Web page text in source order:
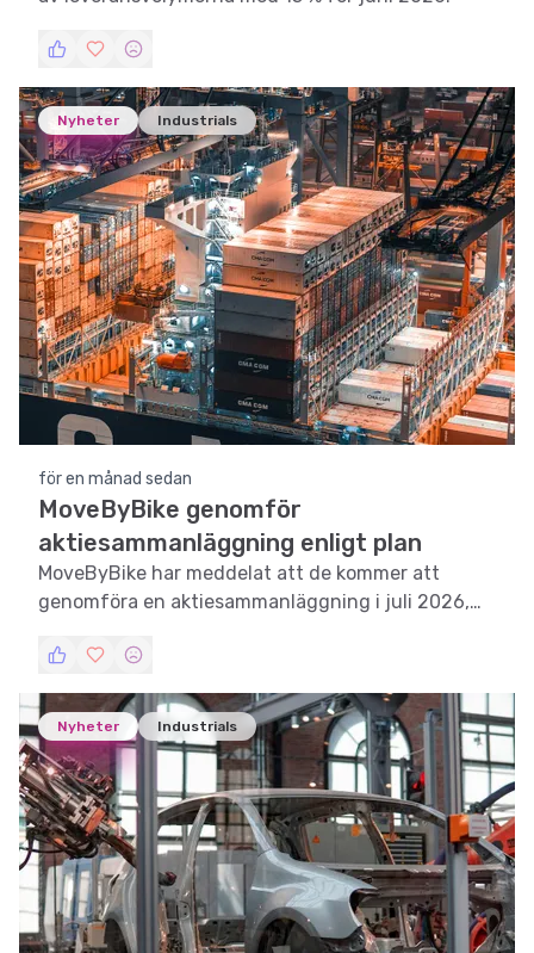
Nyheter Industrials
för en månad sedan
MoveByBike genomför
aktiesammanläggning enligt plan
MoveByBike har meddelat att de kommer att
genomföra en aktiesammanläggning i juli 2026,
och bolagets aktiestruktur.
Nyheter Industrials